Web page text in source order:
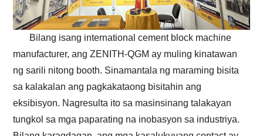
Bilang isang international cement block machine
manufacturer, ang ZENITH-QGM ay muling kinatawan
ng sarili nitong booth. Sinamantala ng maraming bisita
sa kalakalan ang pagkakataong bisitahin ang
eksibisyon. Nagresulta ito sa masinsinang talakayan
tungkol sa mga paparating na inobasyon sa industriya.